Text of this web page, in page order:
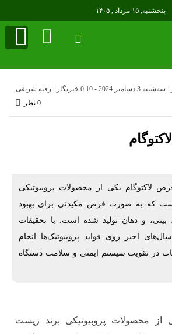
پنجشنبه, ۱۵ مرداد , ۱۴۰۵
دسامبر 2024 - 0:10 خبرنگار : رقیه شریفی
0 نظر
لاکتوگام یکی از محصولات پروبیوتیکی
که به صورت قرص مکیدنی برای بهبود
و دهان تولید شده است. با تحقیقات
اخیر روی فواید پروبیوتیک‌ها انجام
در تقویت سیستم ایمنی و سلامت دستگاه
از محصولات پروبیوتیکی برند زیست